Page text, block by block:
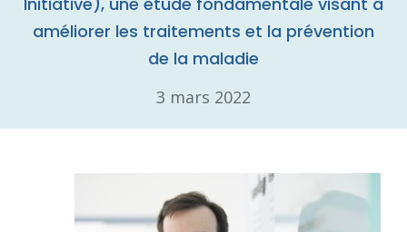
améliorer les traitements et la prévention
de la maladie
3 mars 2022